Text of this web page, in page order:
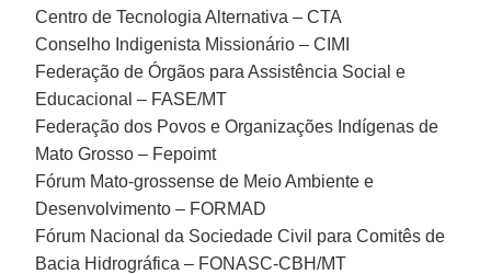
Centro de Tecnologia Alternativa – CTA
Conselho Indigenista Missionário – CIMI
Federação de Órgãos para Assistência Social e
Educacional – FASE/MT
Federação dos Povos e Organizações Indígenas de
Mato Grosso – Fepoimt
Fórum Mato-grossense de Meio Ambiente e
Desenvolvimento – FORMAD
Fórum Nacional da Sociedade Civil para Comitês de
Bacia Hidrográfica – FONASC-CBH/MT